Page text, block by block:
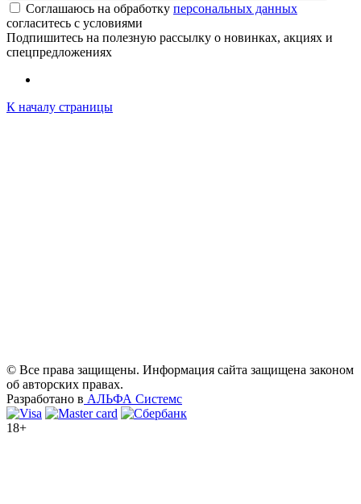
Соглашаюсь на обработку персональных данных
согласитесь с условиями
Подпишитесь на полезную рассылку о новинках, акциях и
спецпредложениях
К началу страницы
© Все права защищены. Информация сайта защищена законом
об авторских правах.
Разработано в АЛЬФА Системс
18+